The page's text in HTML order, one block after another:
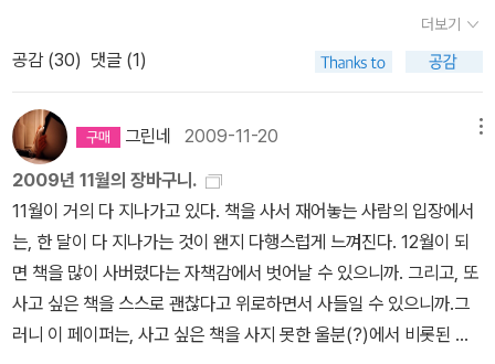
쓴 느낌. 책으로 만들어지기엔 나무가 아깝다. 49. 로즈가든 - 기리
노 나쓰오 무라노 미로 시리즈 중, 미로가 고교생이었을 때부터 시작.
미로의 전남편 이야기도 나오고 아직은 멋진(한숨 ㅠ_ㅠ) 게이 이웃
도모씨의 젊은 모습도 볼 수 있다. 여전히 남자들은 변변찮고 여자들
은 교활하고 그리고 여전히, 기리노 나쓰오는 대단하다!!!! 50. 모르
는 여인들 - 신경숙 역시, 신경숙 작가와는 다시 작별. 51. 언더베
리의 마녀들 - 존 코널리 역시나 산 지는 한참 되었는데 -_- 이제야
읽었다. 존 코널리의 다른 작품들은 다 읽었는데 이 책은 왠지 읽히지
가 않아서 앞쪽 두어편 읽다가 꽂아두었었다. 소설집인데, 역시나 무
섭다. -_-;;;; 이 작가는 1968년생이니 젊은 축에 드는 작가임에도 뭔
는 이야기.이 시리즈는'87분서 시리즈'라고 일컬어지긴 하는데, 굳이
많이 나오는 형사의 이름을 대자면, 케레라 형사다.어느 한 명의 카리
스마보다는 각각의 장단점을 잘 묘사하여 사건을 해결하게 하는 것.
이 바로 경찰소설의 매력. 이시리즈에서 특히나 매력적인 것은 아이
솔라라는 도시 자체이다.뉴욕이 배경인듯한 이 가상의 도시에서 일어
나는 무정과 그것을 지켜보는 도시의 모습이 엄청 멋지게 표현되어
있다.마이 슈발, 펠 바르의 <웃는 경관> 은 스웨덴의 '87분서 시리즈'
라고 불리는 작품이다. 이 부부는 스웨덴에 에드 맥베인의 87분서 시
리즈를 번역한 역자이기도 하다. 이 시리즈의 매력은 1년에 한번씩 출
간한 마틴 벡 시리즈에서 마틴 벡이라는 살인과 주임을 둘러싼 개성
강한 경찰들의 모습에 더해서 스웨덴을 둘러싼 정치적 상황에 대한
게이고의 소설들은 거의 발본색원 수준으로 소개되는 것 같고, 미야
베 미유키는 히가시노 게이고 만큼의 다작 작가가 아니라서 그런지
들이 시공사와 한스미디어를 통해 조금씩 나오고 있어, 외면당했던
시기의 작품들에 대한 갈증을 다소나마 풀어 주고 있다.오히려 영미,
유럽권의 미스터리 스릴러들이 폭넓게 소개되었고, 좋은 평가를 받은
작품들도 많이 눈에 띄는 한 해였다. 생각지도 않고 있었던 고전들이
다수 출판되었다. 딕슨 카를 위시하여 울리치, 브랜드, 버클리 콕스,
반 다인의 작품들이 하늘에서 내려온 선물마냥 깜짝 출간되었다. 하
지만 시장의 평가는 냉혹하기 짝이 없어 작품의 질과 마케팅, 판매량
의 상관 계수에 대한 애호가들의 토론거리만 늘어난 셈이다.지난 한
음은 죽음일 뿐 그 이상은 아니다' 라고 말하거나, 아버지의 무덤 앞에
서 '묻히는 것이 어떤것인지 알'게 된다거나 죽음에 관한 담담할 수 없
는 결말에 관하여 담담한 어조로 이야기한다. 격정, 분노 보다는 외로
움과 슬픔, 체념과 후회로 범벅이된 노년이다. 평범한 사람(에브리맨)
들은 '과거', '현재' 그리고 '미래'를 가지고 있지만, 노년의 '평범한 사
람(에브리맨)들에게는 '미래'는 거의 없고, '현재'를 잠식한 '과거'가 있
을 뿐이다.미나토 가우에 <고백> ★★★ 이야기만 있음. 쉽게 읽히
는 것이 미덕 요네하라 마리 <마녀의 한다스> ★★★경험도 많고,
지식도 많고, 말도 잘한다. 솔 벨로우 <오늘을 잡아라> 닉 게코스키
<아주 특별한 책들의 이력서> 비스바와 쉼브로스카 <끝과 시작> ★
★★★★ 그래, 가끔 시집을 읽자. 인생이란...... 기다림.리허설을 생
더보기
공감 (30) 댓글 (1)
그린네 2009-11-20
2009년 11월의 장바구니.
11월이 거의 다 지나가고 있다. 책을 사서 재어놓는 사람의 입장에서
는, 한 달이 다 지나가는 것이 왠지 다행스럽게 느껴진다. 12월이 되
면 책을 많이 사버렸다는 자책감에서 벗어날 수 있으니까. 그리고, 또
사고 싶은 책을 스스로 괜찮다고 위로하면서 사들일 수 있으니까.그
러니 이 페이퍼는, 사고 싶은 책을 사지 못한 울분(?)에서 비롯된 위